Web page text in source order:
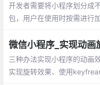
开发者需要将小程序划分成
包，用户在使用时按需进行
所谓的主包，即放置默认启
微信小程序_实现动画
三种办法实现小程序的动画
实现旋转效果、使用